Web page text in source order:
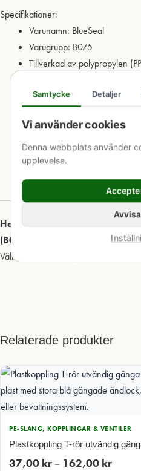
Samtycke Detaljer
Vi använder cookies
Denna webbplats använder
upplevelse.
Specifikationer:
Varunamn: BlueSeal
Varugrupp: B075
Tillverkad av polypropylen
Arbetstryck upp till PN16 (16
Hög kvalitet och lång livslängd
Enkel installation med god
Finns i dimensioner från 25
Färg: Blå/svart
Har du frågor om
(B075)?
Välkommen att
för mer
Relaterade produkter
PE-SLANG, KOPPLINGAR & VENTILER
Plastkoppling T-rör utvändig
37,00 kr – 162,00 kr